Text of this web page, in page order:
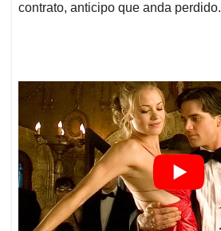
contrato, anticipo que anda perdido.